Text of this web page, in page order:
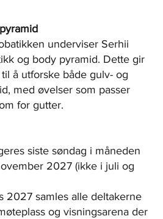
underviser Serhii
og body pyramid. Dette gir
å utforske både gulv- og
med øvelser som passer
for gutter.
siste søndag i måneden
2027 (ikke i juli og
2027 samles alle deltakerne
og visningsarena der